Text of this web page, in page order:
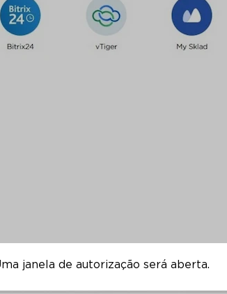
janela de autorização será aberta.